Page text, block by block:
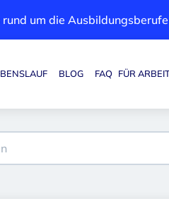
um die
BLOG FAQ FÜR